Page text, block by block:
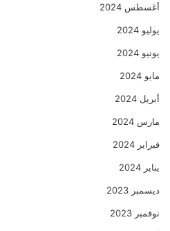
أغسطس 2024
يوليو 2024
يونيو 2024
مايو 2024
أبريل 2024
مارس 2024
فبراير 2024
يناير 2024
ديسمبر 2023
نوفمبر 2023